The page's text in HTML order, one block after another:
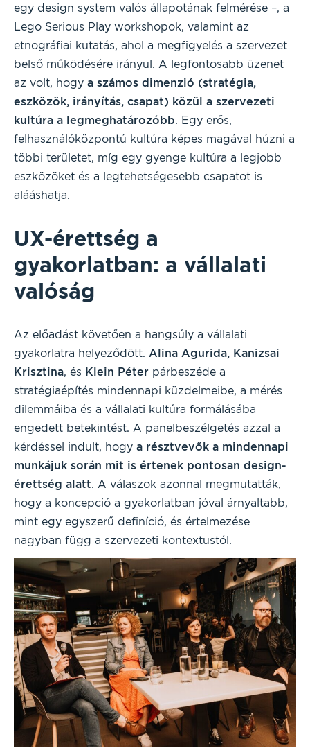
egy design system valós állapotának felmérése –, a
Lego Serious Play workshopok, valamint az
etnográfiai kutatás, ahol a megfigyelés a szervezet
belső működésére irányul. A legfontosabb üzenet
az volt, hogy a számos dimenzió (stratégia,
eszközök, irányítás, csapat) közül a szervezeti
kultúra a legmeghatározóbb. Egy erős,
felhasználóközpontú kultúra képes magával húzni a
többi területet, míg egy gyenge kultúra a legjobb
eszközöket és a legtehetségesebb csapatot is
alááshatja.
UX-érettség a
gyakorlatban: a vállalati
valóság
Az előadást követően a hangsúly a vállalati
gyakorlatra helyeződött. Alina Agurida, Kanizsai
Krisztina, és Klein Péter párbeszéde a
stratégiaépítés mindennapi küzdelmeibe, a mérés
dilemmáiba és a vállalati kultúra formálásába
engedett betekintést. A panelbeszélgetés azzal a
kérdéssel indult, hogy a résztvevők a mindennapi
munkájuk során mit is értenek pontosan design-
érettség alatt. A válaszok azonnal megmutatták,
hogy a koncepció a gyakorlatban jóval árnyaltabb,
mint egy egyszerű definíció, és értelmezése
nagyban függ a szervezeti kontextustól.